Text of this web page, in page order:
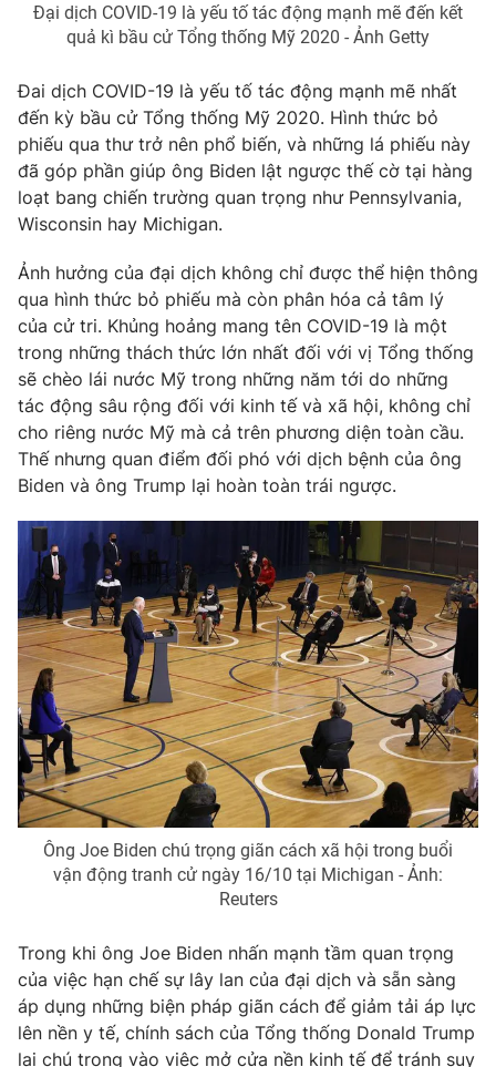
Tổng đài VTV:024.38 355 931 - 024.38 355 932
Ðiện thoại Thời báo VTV:024.66 897 897
Liên hệ quảng cáo:024-7300.7108
® Cấm sao chép dưới mọi hình thức nếu không có sự chấp
thuận bằng văn bản. Ghi rõ nguồn VTV.vn khi phát hành lại
thông tin từ website này.
Đại dịch COVID-19 là yếu tố tác động mạnh mẽ đến kết
quả kì bầu cử Tổng thống Mỹ 2020 - Ảnh Getty
Đai dịch COVID-19 là yếu tố tác động mạnh mẽ nhất
đến kỳ bầu cử Tổng thống Mỹ 2020. Hình thức bỏ
phiếu qua thư trở nên phổ biến, và những lá phiếu này
đã góp phần giúp ông Biden lật ngược thế cờ tại hàng
loạt bang chiến trường quan trọng như Pennsylvania,
Wisconsin hay Michigan.
Ảnh hưởng của đại dịch không chỉ được thể hiện thông
qua hình thức bỏ phiếu mà còn phân hóa cả tâm lý
của cử tri. Khủng hoảng mang tên COVID-19 là một
trong những thách thức lớn nhất đối với vị Tổng thống
sẽ chèo lái nước Mỹ trong những năm tới do những
tác động sâu rộng đối với kinh tế và xã hội, không chỉ
cho riêng nước Mỹ mà cả trên phương diện toàn cầu.
Thế nhưng quan điểm đối phó với dịch bệnh của ông
Biden và ông Trump lại hoàn toàn trái ngược.
Ông Joe Biden chú trọng giãn cách xã hội trong buổi
vận động tranh cử ngày 16/10 tại Michigan - Ảnh:
Reuters
Trong khi ông Joe Biden nhấn mạnh tầm quan trọng
của việc hạn chế sự lây lan của đại dịch và sẵn sàng
áp dụng những biện pháp giãn cách để giảm tải áp lực
lên nền y tế, chính sách của Tổng thống Donald Trump
lại chú trọng vào việc mở cửa nền kinh tế để tránh suy